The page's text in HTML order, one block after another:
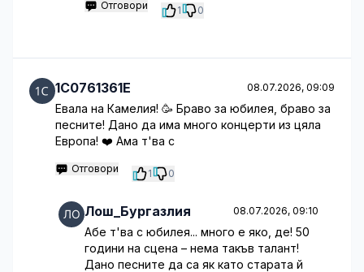
Отговори 1 0
1C0761361E 08.07.2026, 09:09
Евала на Камелия! 🥳 Браво за юбилея, браво за
песните! Дано да има много концерти из цяла
Европа! ❤️ Ама т'ва с
Отговори 1 0
Лош_Бургазлия 08.07.2026, 09:10
Абе т'ва с юбилея... много е яко, де! 50
години на сцена – нема такъв талант!
Дано песните да са як като старата й